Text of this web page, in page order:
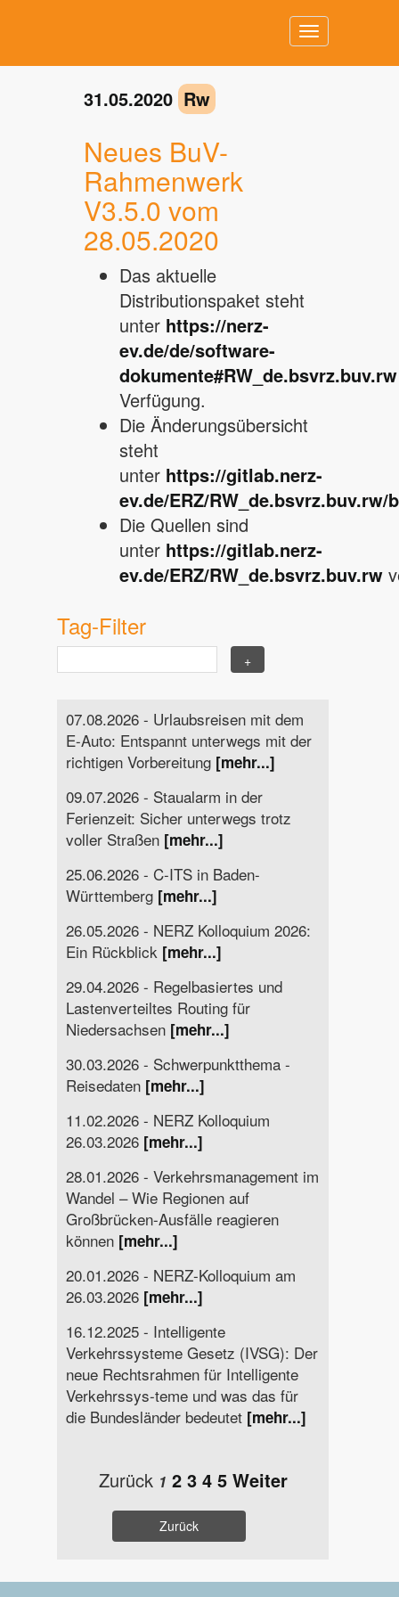
Toggle
navigation
31.05.2020 Rw
Neues BuV-
Rahmenwerk
V3.5.0 vom
28.05.2020
Das aktuelle
Distributionspaket steht
unter https://nerz-
ev.de/de/software-
dokumente#RW_de.bsvrz.buv.rw
Verfügung.
Die Änderungsübersicht
steht
unter https://gitlab.nerz-
ev.de/ERZ/RW_de.bsvrz.buv.rw/
Die Quellen sind
unter https://gitlab.nerz-
ev.de/ERZ/RW_de.bsvrz.buv.rw
Tag-Filter
07.08.2026 - Urlaubsreisen mit dem
E-Auto: Entspannt unterwegs mit der
richtigen Vorbereitung [mehr...]
09.07.2026 - Staualarm in der
Ferienzeit: Sicher unterwegs trotz
voller Straßen [mehr...]
25.06.2026 - C-ITS in Baden-
Württemberg [mehr...]
26.05.2026 - NERZ Kolloquium 2026:
Ein Rückblick [mehr...]
29.04.2026 - Regelbasiertes und
Lastenverteiltes Routing für
Niedersachsen [mehr...]
30.03.2026 - Schwerpunktthema -
Reisedaten [mehr...]
11.02.2026 - NERZ Kolloquium
26.03.2026 [mehr...]
28.01.2026 - Verkehrsmanagement im
Wandel – Wie Regionen auf
Großbrücken-Ausfälle reagieren
können [mehr...]
20.01.2026 - NERZ-Kolloquium am
26.03.2026 [mehr...]
16.12.2025 - Intelligente
Verkehrssysteme Gesetz (IVSG): Der
neue Rechtsrahmen für Intelligente
Verkehrssys-teme und was das für
die Bundesländer bedeutet [mehr...]
Zurück 1 2 3 4 5 Weiter
Zurück